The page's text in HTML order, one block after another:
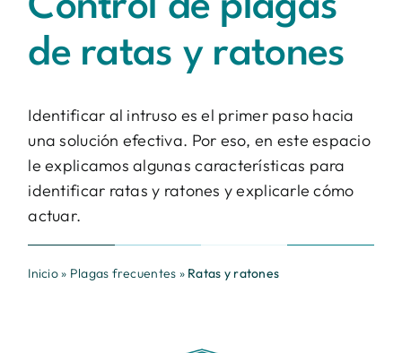
Contacto
BUSCAR:
de ratas y ratones
Identificar al intruso es el primer paso hacia
una solución efectiva. Por eso, en este espacio
le explicamos algunas características para
identificar ratas y ratones y explicarle cómo
actuar.
Inicio» Plagas frecuentes » Ratas y ratones